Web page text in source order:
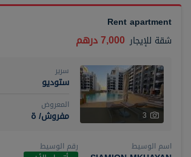
Rent apartment
شقة للإيجار 7,000 درهم
3
سرير
ستوديو
المعروض
مفروش/ ة
اسم الوسيط رقم الوسيط